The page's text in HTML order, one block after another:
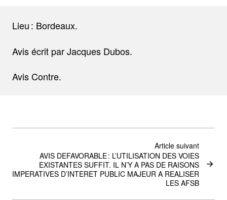
Lieu : Bordeaux.
Avis écrit par Jacques Dubos.
Avis Contre.
Article suivant
AVIS DEFAVORABLE : L’UTILISATION DES VOIES
EXISTANTES SUFFIT. IL N’Y A PAS DE RAISONS
IMPERATIVES D’INTERET PUBLIC MAJEUR A REALISER
LES AFSB